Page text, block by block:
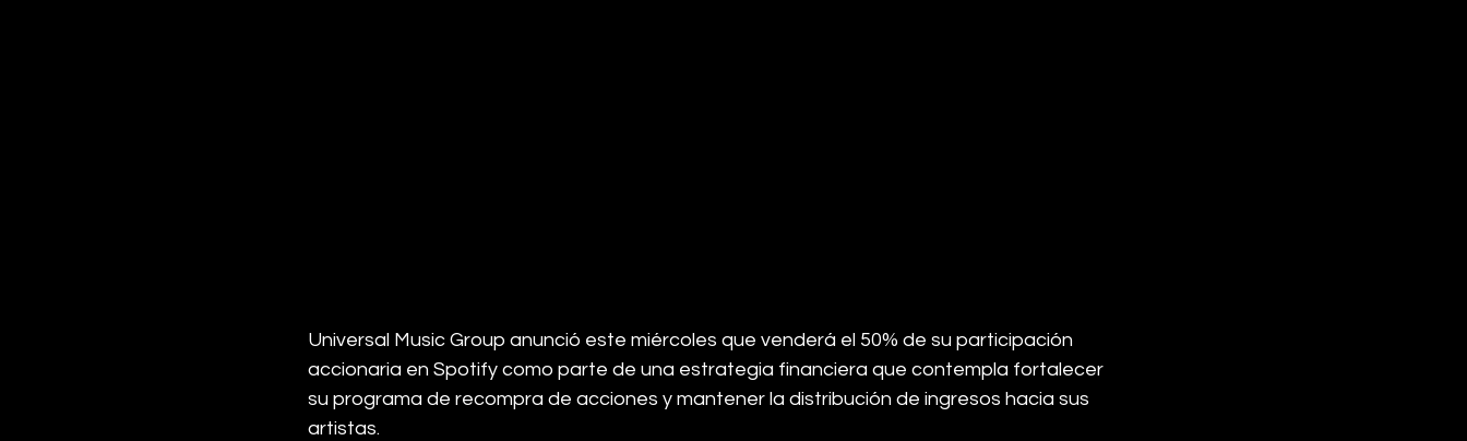
Universal Music Group anunció este miércoles que venderá el 50% de su participación
accionaria en Spotify como parte de una estrategia financiera que contempla fortalecer
su programa de recompra de acciones y mantener la distribución de ingresos hacia sus
artistas.